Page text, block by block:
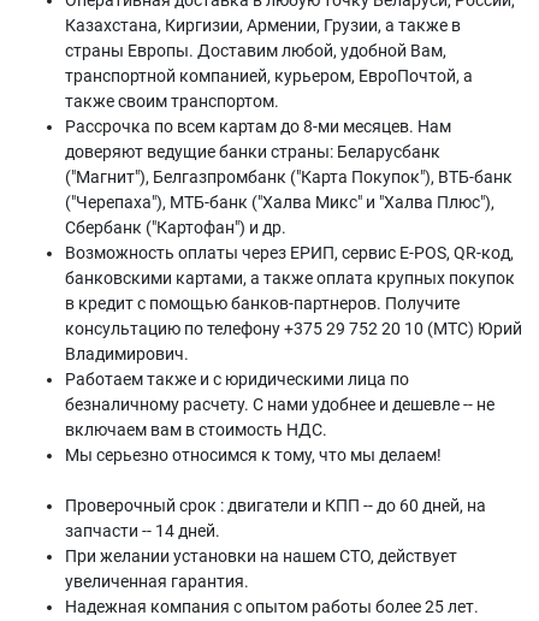
Казахстана, Киргизии, Армении, Грузии, а также в
страны Европы. Доставим любой, удобной Вам,
транспортной компанией, курьером, ЕвроПочтой, а
также своим транспортом.
Рассрочка по всем картам до 8-ми месяцев. Нам
доверяют ведущие банки страны: Беларусбанк
("Магнит"), Белгазпромбанк ("Карта Покупок"), ВТБ-банк
("Черепаха"), МТБ-банк ("Халва Микс" и "Халва Плюс"),
Сбербанк ("Картофан") и др.
Возможность оплаты через ЕРИП, сервис E-POS, QR-код,
банковскими картами, а также оплата крупных покупок
в кредит с помощью банков-партнеров. Получите
консультацию по телефону +375 29 752 20 10 (МТС) Юрий
Владимирович.
Работаем также и с юридическими лица по
безналичному расчету. С нами удобнее и дешевле -- не
включаем вам в стоимость НДС.
Мы серьезно относимся к тому, что мы делаем!
Проверочный срок : двигатели и КПП -- до 60 дней, на
запчасти -- 14 дней.
При желании установки на нашем СТО, действует
увеличенная гарантия.
Надежная компания с опытом работы более 25 лет.